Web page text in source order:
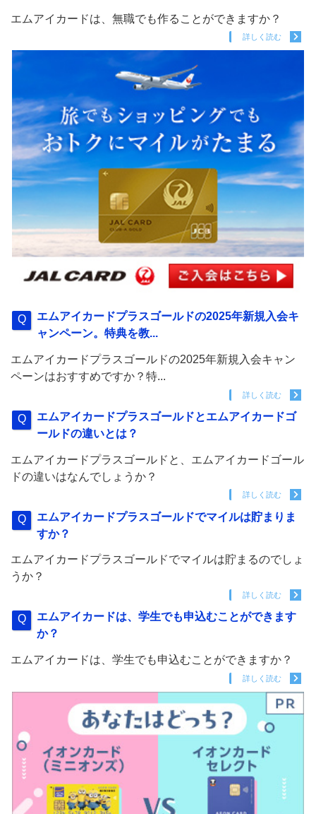
エムアイカードは、無職でも作ることができますか？
詳しく読む
エムアイカードプラスゴールドの2025年新規入会キ
ャンペーン。特典を教...
エムアイカードプラスゴールドの2025年新規入会キャン
ペーンはおすすめですか？特...
詳しく読む
エムアイカードプラスゴールドとエムアイカードゴ
ールドの違いとは？
エムアイカードプラスゴールドと、エムアイカードゴール
ドの違いはなんでしょうか？
詳しく読む
エムアイカードプラスゴールドでマイルは貯まりま
すか？
エムアイカードプラスゴールドでマイルは貯まるのでしょ
うか？
詳しく読む
エムアイカードは、学生でも申込むことができます
か？
エムアイカードは、学生でも申込むことができますか？
詳しく読む